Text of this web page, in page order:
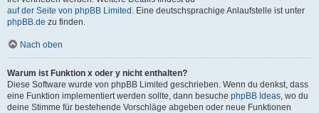
auf der Seite von phpBB Limited . Eine deutschsprachige Anlaufstelle ist unter
phpBB.de zu finden.
Nach oben
Warum ist Funktion x oder y nicht enthalten?
Diese Software wurde von phpBB Limited geschrieben. Wenn du denkst, dass
eine Funktion implementiert werden sollte, dann besuche phpBB Ideas, wo du
deine Stimme für bestehende Vorschläge abgeben oder neue Funktionen